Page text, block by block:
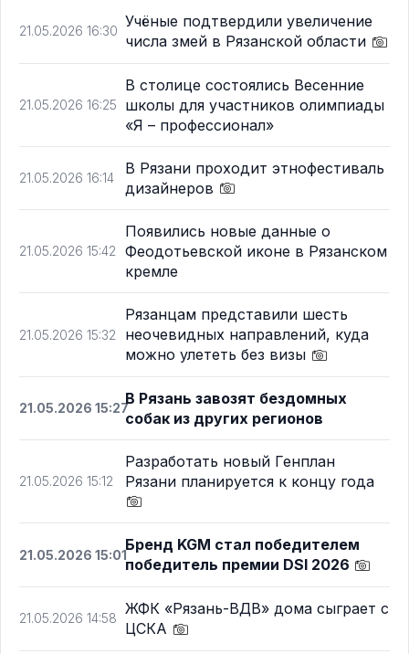
21.05.2026 16:30
Учёные подтвердили увеличение
числа змей в Рязанской области
21.05.2026 16:25
В столице состоялись Весенние
школы для участников олимпиады
«Я – профессионал»
21.05.2026 16:14
В Рязани проходит этнофестиваль
дизайнеров
21.05.2026 15:42
Появились новые данные о
Феодотьевской иконе в Рязанском
кремле
21.05.2026 15:32
Рязанцам представили шесть
неочевидных направлений, куда
можно улететь без визы
21.05.2026 15:27
В Рязань завозят бездомных
собак из других регионов
21.05.2026 15:12
Разработать новый Генплан
Рязани планируется к концу года
21.05.2026 15:01
Бренд KGM стал победителем
победитель премии DSI 2026
21.05.2026 14:58
ЖФК «Рязань-ВДВ» дома сыграет с
ЦСКА